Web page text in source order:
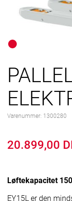
Varenummer: 1300280
20.899,00
Løftekapacitet
EY15L er den